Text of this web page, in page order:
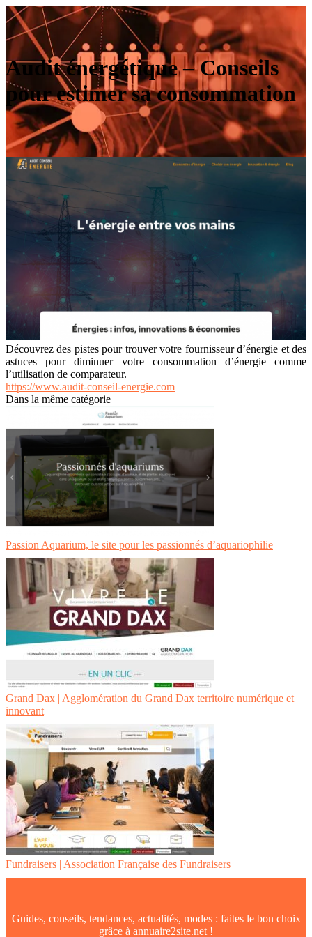
Audit énergétique – Conseils
pour estimer sa consommation
Découvrez des pistes pour trouver votre fournisseur d’énergie et des
astuces pour diminuer votre consommation d’énergie comme
l’utilisation de comparateur.
https://www.audit-conseil-energie.com
Dans la même catégorie
Passion Aquarium, le site pour les passionnés d’aquariophilie
Grand Dax | Aggloméra­tion du Grand Dax territoire numérique et
innovant
Fundraisers | Association Française des Fundraisers
Guides, conseils, tendances, actualités, modes : faites le bon choix
grâce à annuaire2site.net !